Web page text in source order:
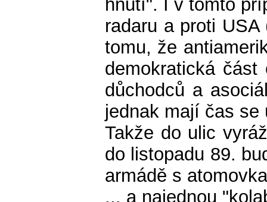
hnutí". I v tomto
radaru a proti
tomu, že
demokratická
důchodců a
jednak mají čas
Takže do ulic
do listopadu 89.
armádě s
... a najednou